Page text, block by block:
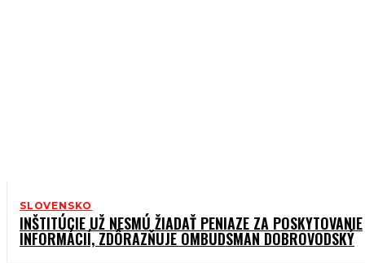
SLOVENSKO
INŠTITÚCIE UŽ NESMÚ ŽIADAŤ PENIAZE ZA POSKYTOVANIE
INFORMÁCIÍ, ZDÔRAZŇUJE OMBUDSMAN DOBROVODSKÝ